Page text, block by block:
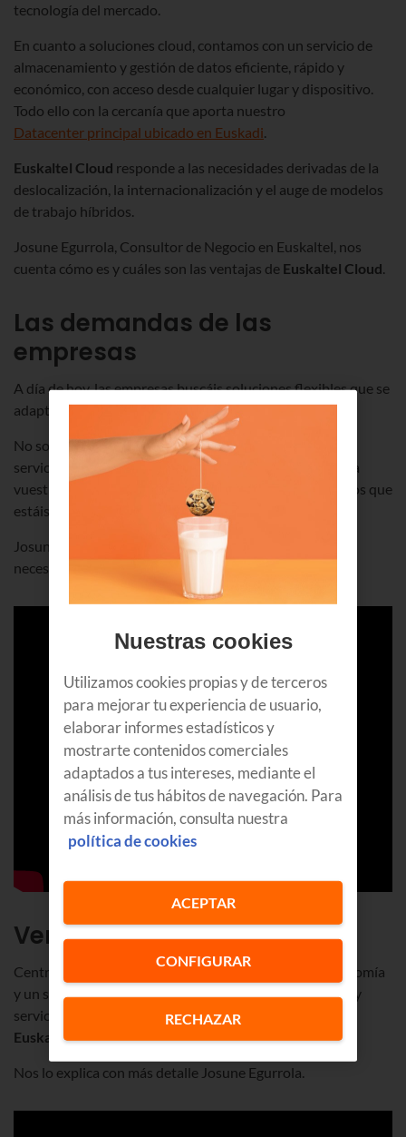
tecnología del mercado.
En cuanto a soluciones cloud, contamos con un servicio de
almacenamiento y gestión de datos eficiente, rápido y
económico, con acceso desde cualquier lugar y dispositivo.
Todo ello con la cercanía que aporta nuestro
Datacenter principal ubicado en Euskadi.
Euskaltel Cloud responde a las necesidades derivadas de la
deslocalización, la internacionalización y el auge de modelos
de trabajo híbridos.
Josune Egurrola, Consultor de Negocio en Euskaltel, nos
cuenta cómo es y cuáles son las ventajas de Euskaltel Cloud.
Las demandas de las
empresas
A día de hoy, las empresas buscáis soluciones flexibles que se
adapten a lo que necesitáis en cada momento.
No solo hablamos de almacenamiento, sino también de
servicios personalizados que no impliquen cambiar toda
vuestra infraestructura tecnológica y los sistemas con los que
estáis trabajando.
Josune Egurrola
analiza brevemente cuáles son las
necesidades actuales de las empresas.
Ventajas de Euskaltel Cloud
Centro de datos muy potente, cercanía, facilidad, autonomía
y un soporte técnico integral 24/7 con atención directa y
servicio postventa son solo algunas de las ventajas de
Euskaltel Cloud.
Nos lo explica con más detalle Josune Egurrola.
Nuestras cookies
Utilizamos cookies propias y de terceros
para mejorar tu experiencia de usuario,
elaborar informes estadísticos y
mostrarte contenidos comerciales
adaptados a tus intereses, mediante el
análisis de tus hábitos de navegación. Para
más información, consulta nuestra
política de cookies
CONFIGURAR
RECHAZAR
ACEPTAR